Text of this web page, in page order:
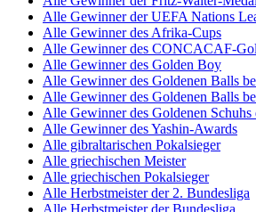
Alle Gewinner der UEFA Nations
Alle Gewinner des Afrika-Cups
Alle Gewinner des CONCACAF-
Alle Gewinner des Golden Boy
Alle Gewinner des Goldenen Balls
Alle Gewinner des Goldenen Balls
Alle Gewinner des Goldenen Schuhs
Alle Gewinner des Yashin-Awards
Alle gibraltarischen Pokalsieger
Alle griechischen Meister
Alle griechischen Pokalsieger
Alle Herbstmeister der 2. Bundesliga
Alle Herbstmeister der Bundesliga